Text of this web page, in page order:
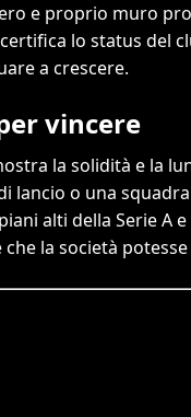
e proprio muro
lo status del
a crescere.
vincere
la solidità e la
lancio o una
alti della Serie A
la società